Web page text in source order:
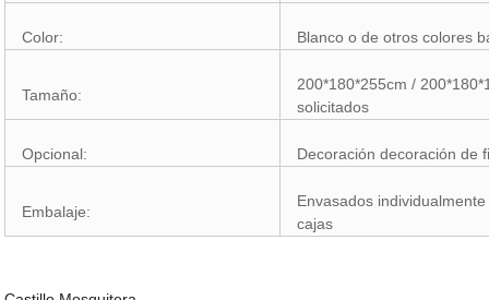
Color: Blanco o de otros colores
Tamaño:
200*180*255cm /
solicitados
Opcional: Decoración decoración de
Embalaje:
Envasados
cajas